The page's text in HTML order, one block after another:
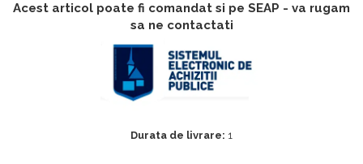
Masurare
Pulberi De Stingere
Sisteme De Avertizare
Acest articol poate fi comandat si pe SEAP - va rugam
sa ne contactati
Durata de livrare: 1